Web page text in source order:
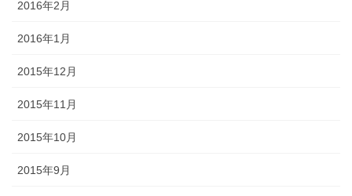
2016年2月
2016年1月
2015年12月
2015年11月
2015年10月
2015年9月